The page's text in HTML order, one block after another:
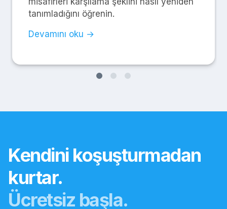
tanımladığını öğrenin.
Devamını oku →
Kendini koşuşturmadan
kurtar.
Ücretsiz başla.